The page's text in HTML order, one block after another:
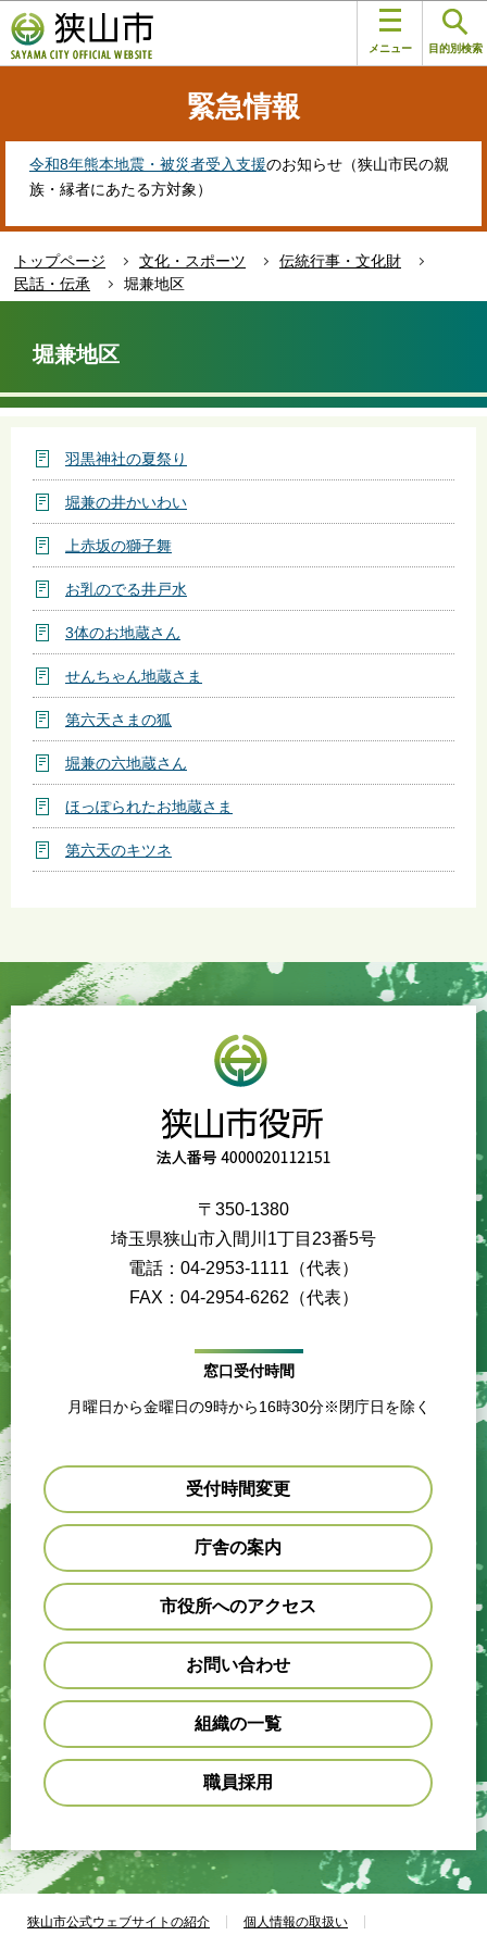
の
ペ
す
メニュー 目的別検索
緊急情報
令和8年熊本地震・被災者受入支援のお知らせ（狭山市民の親
族・縁者にあたる方対象）
トップページ 文化・スポーツ
伝統行事・文化財
民話・伝承
堀兼地区
か
堀兼地区
羽黒神社の夏祭り
堀兼の井かいわい
上赤坂の獅子舞
お乳のでる井戸水
3体のお地蔵さん
せんちゃん地蔵さま
第六天さまの狐
堀兼の六地蔵さん
ほっぽられたお地蔵さま
第六天のキツネ
〒350-1380
埼玉県狭山市入間川1丁目23番5号
電話：04-2953-1111（代表）
FAX：04-2954-6262（代表）
窓口受付時間
月曜日から金曜日の9時から16時30分※閉庁日を除く
受付時間変更
庁舎の案内
市役所へのアクセス
お問い合わせ
組織の一覧
職員採用
狭山市公式ウェブサイトの紹介 個人情報の取扱い